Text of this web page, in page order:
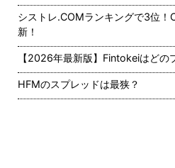
シストレ.COMランキングで3位！
新！
【2026年最新版】Fintokeiはどの
HFMのスプレッドは最狭？